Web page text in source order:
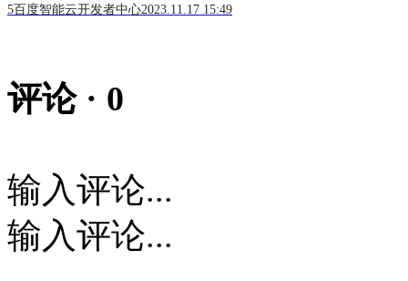
5百度智能云开发者中心2023.11.17 15:49
评论 · 0
输入评论...
输入评论...